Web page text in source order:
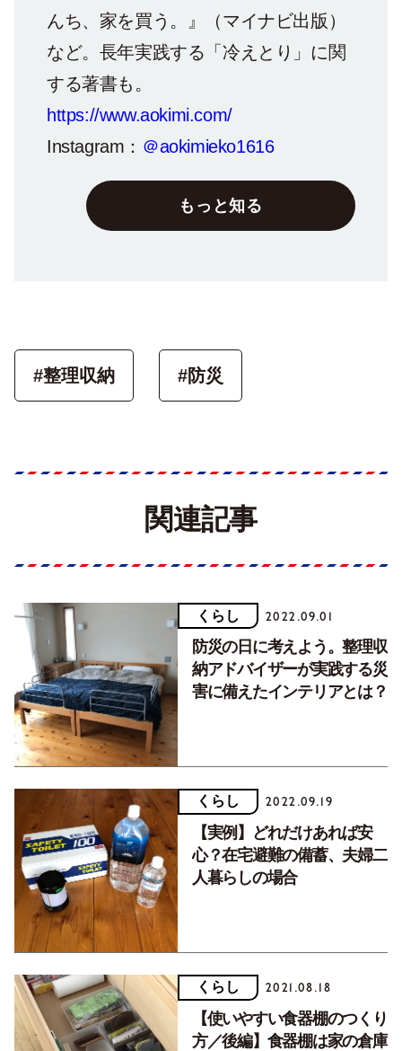
んち、家を買う。』（マイナビ出版）
など。長年実践する「冷えとり」に関
する著書も。
https://www.aokimi.com/
Instagram： ＠aokimieko1616
もっと知る
#整理収納 #防災
関連記事
くらし 2022.09.01
防災の日に考えよう。整理収
納アドバイザーが実践する災
害に備えたインテリアとは？
くらし 2022.09.19
【実例】どれだけあれば安
心？在宅避難の備蓄、夫婦二
人暮らしの場合
くらし 2021.08.18
【使いやすい食器棚のつくり
方／後編】食器棚は家の倉庫